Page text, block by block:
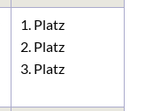
1. Platz
2. Platz
3. Platz